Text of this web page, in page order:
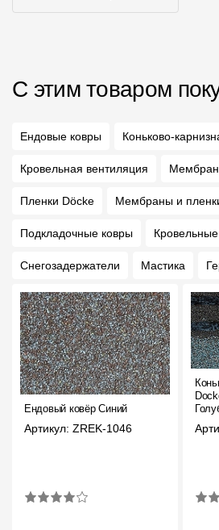
С этим товаром
Ендовые ковры Коньково-
Кровельная вентиляция
Пленки Döcke Мембраны и
Подкладочные ковры Кровельные
Снегозадержатели Мастика
Ендовый ковёр Синий
Артикул: ZREK-1046